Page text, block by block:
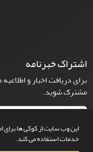
این وب سایت از کوکی ها برای
خدمات استفاده می کند.
اشتراک خبرنامه
برای دریافت اخبار و
مشترک شوید.